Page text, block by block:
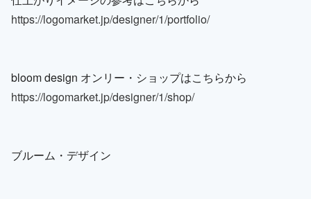
https://logomarket.jp/designer/1/portfolio/
bloom design オンリー・ショップはこちらから
https://logomarket.jp/designer/1/shop/
ブルーム・デザイン